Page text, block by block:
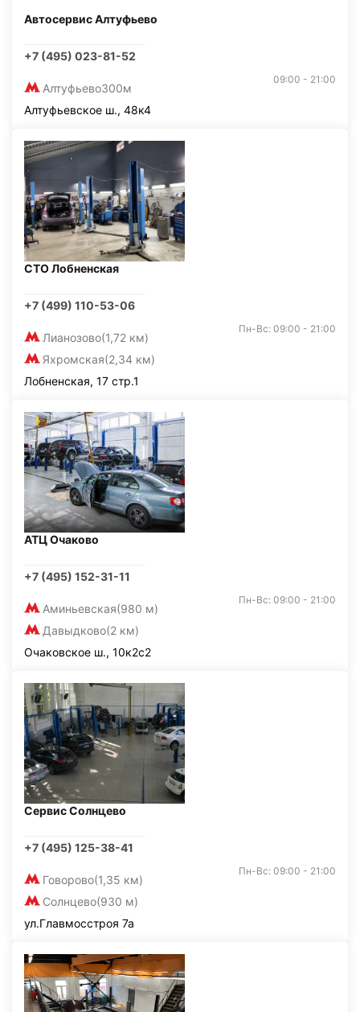
Автосервис Алтуфьево
+7 (495) 023-81-52
Алтуфьево300м
09:00 - 21:00
Алтуфьевское ш., 48к4
СТО Лобненская
+7 (499) 110-53-06
Лианозово(1,72 км)
Яхромская(2,34 км)
Пн-Вс: 09:00 - 21:00
Лобненская, 17 стр.1
АТЦ Очаково
+7 (495) 152-31-11
Аминьевская(980 м)
Давыдково(2 км)
Пн-Вс: 09:00 - 21:00
Очаковское ш., 10к2с2
Сервис Солнцево
+7 (495) 125-38-41
Говорово(1,35 км)
Солнцево(930 м)
Пн-Вс: 09:00 - 21:00
ул.Главмосстроя 7а